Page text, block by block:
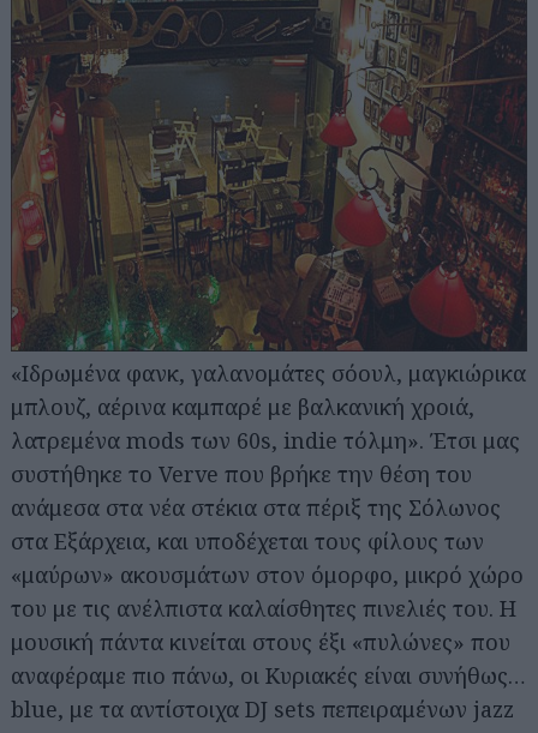
«Iδρωμένα φανκ, γαλανομάτες σόουλ, μαγκιώρικα
μπλουζ, αέρινα καμπαρέ με βαλκανική χροιά,
λατρεμένα mods των 60s, indie τόλμη». Έτσι μας
συστήθηκε το Verve που βρήκε την θέση του
ανάμεσα στα νέα στέκια στα πέριξ της Σόλωνος
στα Εξάρχεια, και υποδέχεται τους φίλους των
«μαύρων» ακουσμάτων στον όμορφο, μικρό χώρο
του με τις ανέλπιστα καλαίσθητες πινελιές του. Η
μουσική πάντα κινείται στους έξι «πυλώνες» που
αναφέραμε πιο πάνω, οι Κυριακές είναι συνήθως…
blue, με τα αντίστοιχα DJ sets πεπειραμένων jazz